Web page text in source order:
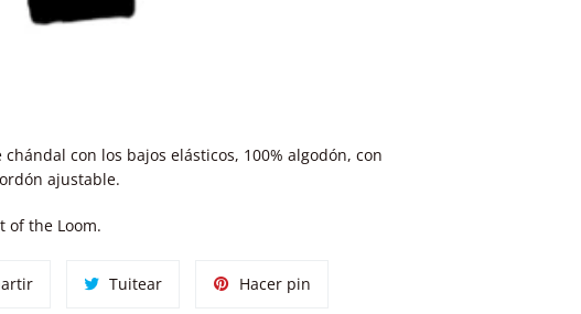
chándal con los bajos elásticos, 100% algodón, con
ajustable.
of the Loom.
Compartir TuitearTuitear
Hacer pin